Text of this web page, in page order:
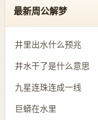
最新周公解梦
井里出水什么预兆
井水干了是什么意思
九星连珠连成一线
巨蟒在水里